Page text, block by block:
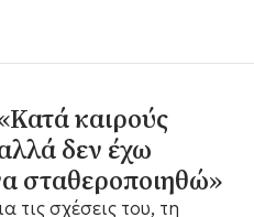
καιρούς
δεν έχω
σταθεροποιηθώ»
τις σχέσεις του, τη